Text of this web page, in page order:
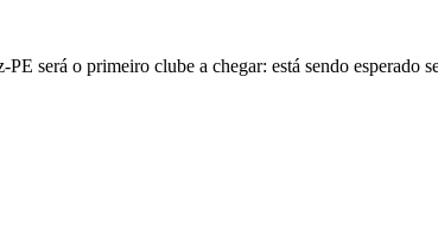
será o primeiro clube a chegar: está sendo esperado